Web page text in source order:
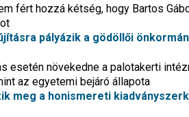
fért hozzá kétség, hogy Bartos
pályázik a gödöllői
esetén növekedne a palotakerti
az egyetemi bejáró állapota
meg a honismereti